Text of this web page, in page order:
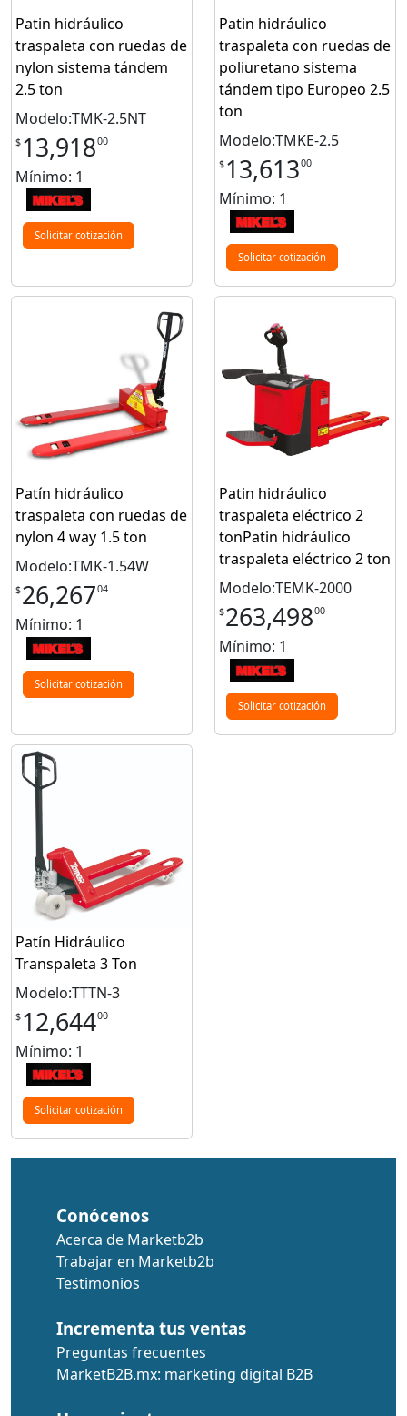
Patin hidráulico
traspaleta con ruedas de
nylon sistema tándem
2.5 ton
Modelo:TMK-2.5NT
$ 13,91800
Mínimo: 1
Solicitar cotización
Patin hidráulico
traspaleta con ruedas de
poliuretano sistema
tándem tipo Europeo 2.5
ton
Modelo:TMKE-2.5
$ 13,61300
Mínimo: 1
Solicitar cotización
Patín hidráulico
traspaleta con ruedas de
nylon 4 way 1.5 ton
Modelo:TMK-1.54W
$26,26704
Mínimo: 1
Solicitar cotización
Patin hidráulico
traspaleta eléctrico 2
tonPatin hidráulico
traspaleta eléctrico 2 ton
Modelo:TEMK-2000
$263,49800
Mínimo: 1
Solicitar cotización
Patín Hidráulico
Transpaleta 3 Ton
Modelo:TTTN-3
$ 12,64400
Mínimo: 1
Solicitar cotización
Conócenos
Acerca de Marketb2b
Trabajar en Marketb2b
Testimonios
Incrementa tus ventas
Preguntas frecuentes
MarketB2B.mx: marketing digital B2B